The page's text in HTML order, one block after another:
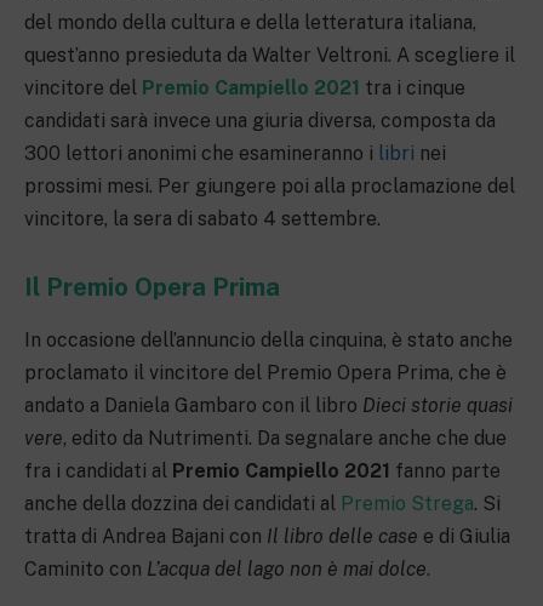
del mondo della cultura e della letteratura italiana,
quest’anno presieduta da Walter Veltroni. A scegliere il
vincitore del Premio Campiello 2021 tra i cinque
candidati sarà invece una giuria diversa, composta da
300 lettori anonimi che esamineranno i libri nei
prossimi mesi. Per giungere poi alla proclamazione del
vincitore, la sera di sabato 4 settembre.
Il Premio Opera Prima
In occasione dell’annuncio della cinquina, è stato anche
proclamato il vincitore del Premio Opera Prima, che è
andato a Daniela Gambaro con il libro Dieci storie quasi
vere, edito da Nutrimenti. Da segnalare anche che due
fra i candidati al Premio Campiello 2021 fanno parte
anche della dozzina dei candidati al Premio Strega. Si
tratta di Andrea Bajani con Il libro delle case e di Giulia
Caminito con L’acqua del lago non è mai dolce.